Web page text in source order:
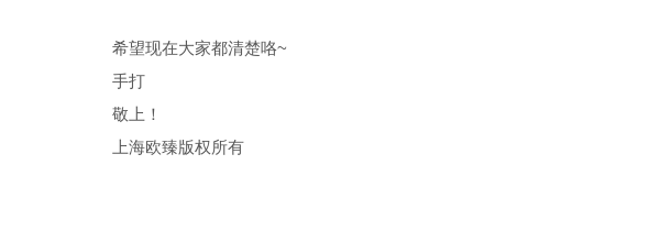
希望现在大家都清楚咯~
手打
敬上！
上海欧臻版权所有